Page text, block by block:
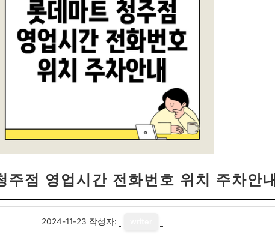
주점 영업시간 전화번호 위치 주차안내
2024-11-23 작성자: